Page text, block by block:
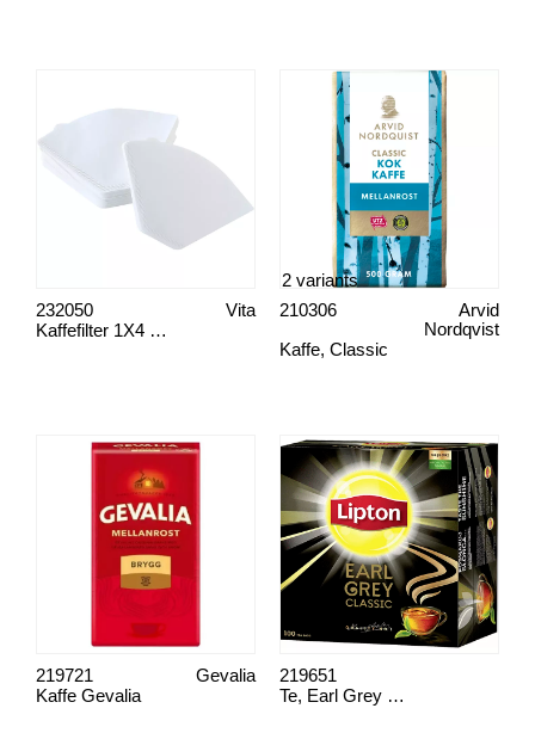
Kaffefilter 1X4 vita
Vita
232050
Kaffe, Classic
Arvid
Nordqvist
210306
2 variants
Kaffe Gevalia
Gevalia
219721
Te, Earl Grey 100 påsar
219651